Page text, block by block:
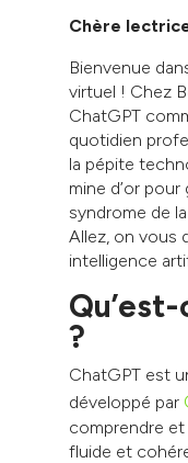
Chère
Bienvenue
virtuel ! Chez
ChatGPT
quotidien
la pépite
mine d’or
syndrome de
Allez, on vous
intelligence
?
ChatGPT est
développé par
comprendre
fluide et